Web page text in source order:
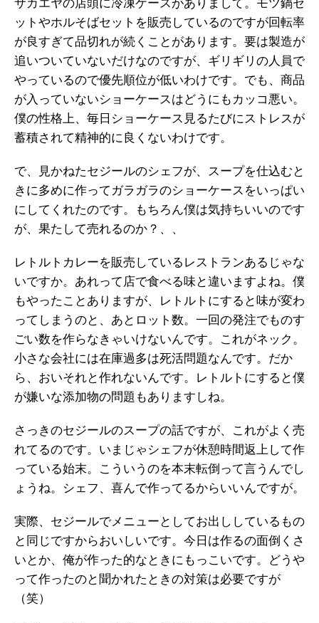
サカエヤの店頭に冷凍ケースがありまして。モツ鍋セ
ットやホルそばセットを販売しているのですが回転率
が良すぎて品切れが続くことがあります。要は製造が
追いついていないだけなのですが、ギリギリの人員で
やっているので優先順位が低いわけです。でも、商品
が入っていないショーケースはどうにもカッコ悪い。
僕の性格上、毎日ショーケース見るたびにストレスが
蓄積されて精神的に良くないわけです。
で、見かねたセジールのシェフが、スープを仕込むと
きに多めに作ってガラガラのショーケースをいっぱい
にしてくれたのです。もちろん僕は気持ちいいのです
が、果たして売れるのか？、、
レトルトカレーを販売しているレストランあるじゃな
いですか。あれって店で食べる味と違いますよね。僕
もやったことありますが、レトルトにすると味が変わ
ってしまうのと、あとロット数。一回の発注でものす
ごい数を作らなきゃいけないんです。これがネック。
小さな会社には在庫過多は死活問題なんです。だか
ら、おいそれと作れないんです。レトルトにすると僕
が嫌いな添加物の問題もありますしね。
さっきのセジールのスープの話ですが、これがよく売
れてるのです。いまじゃシェフが休憩時間返上して作
っている始末。こういうのを本末転倒って言うんでし
ょうね。シェフ、喜んで作ってるからいいんですが。
実際、セジールでメニューとしてお出ししているもの
と同じですからおいしいです。今日は作るの面倒くさ
いとか、俺が作った的なときにもっこいです。どうや
って作ったのと聞かれたときの対策は必要ですが
（笑）